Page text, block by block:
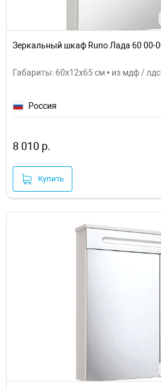
Зеркальный шкаф Runo Лада 60 00-
Габариты: 60x12x65 см • из мдф /
Россия
8 010 р.
Купить